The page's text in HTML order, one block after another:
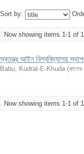
Sort by:
Now showing items 1-1 of 1
স্বতন্ত্র আইন বিশ্ববিদ্যালয়
Babu, Kudrat-E-Khuda (
Now showing items 1-1 of 1